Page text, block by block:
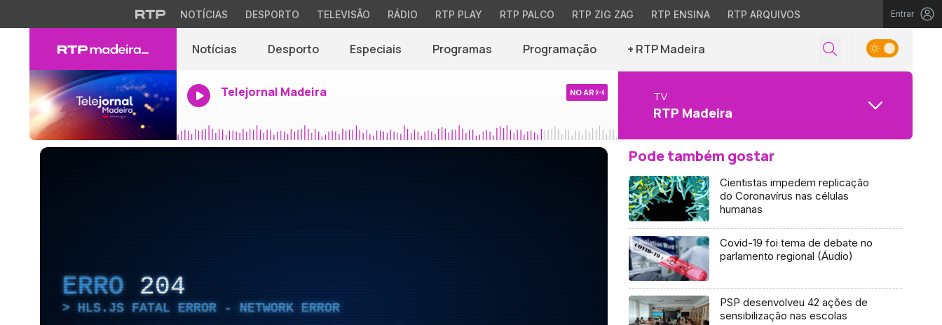
NOTÍCIAS DESPORTO TELEVISÃO RÁDIO RTP PLAY RTP PALCO RTP ZIG ZAG RTP ENSINA RTP ARQUIVOS Entrar
Notícias Desporto Especiais Programas Programação + RTP Madeira
Telejornal Madeira NO AR TV
RTP Madeira
ERRO 204
HLS.JS FATAL ERROR - NETWORK ERROR
Pode também gostar
Cientistas impedem replicação
do Coronavírus nas células
humanas
Covid-19 foi tema de debate no
parlamento regional (Áudio)
PSP desenvolveu 42 ações de
sensibilização nas escolas